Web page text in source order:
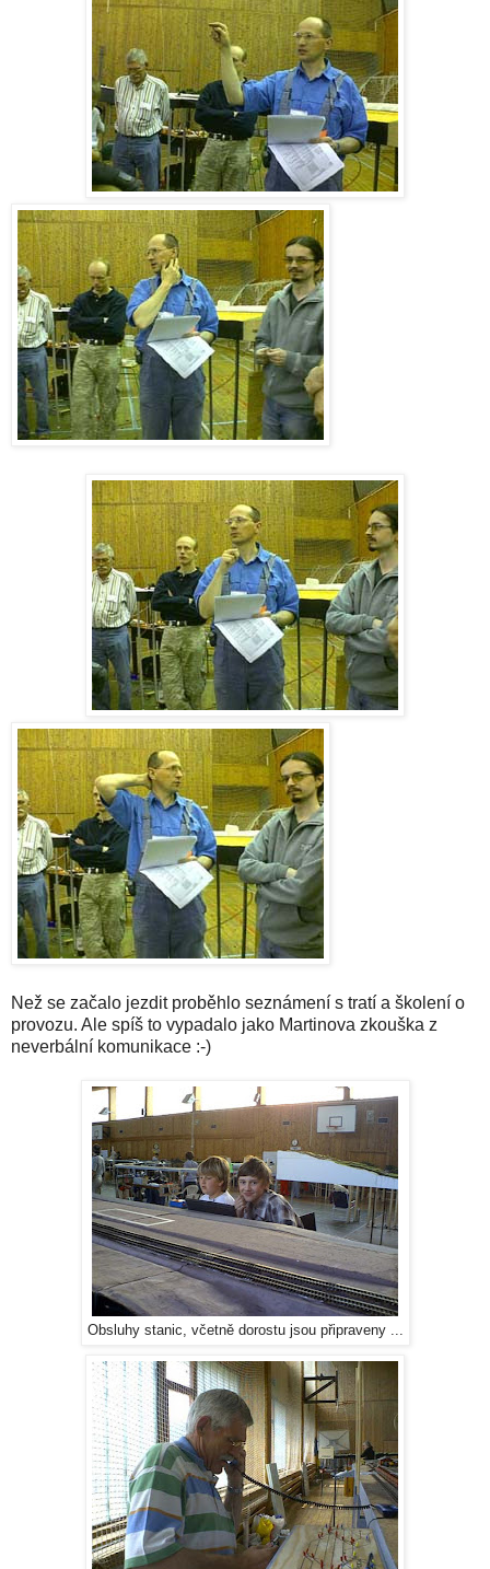
Než se začalo jezdit proběhlo seznámení s tratí a školení o
provozu. Ale spíš to vypadalo jako Martinova zkouška z
neverbální komunikace :-)
Obsluhy stanic, včetně dorostu jsou připraveny ...